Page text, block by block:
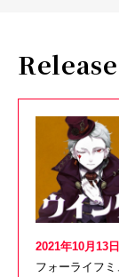
2021年10月13
フォーライフミ